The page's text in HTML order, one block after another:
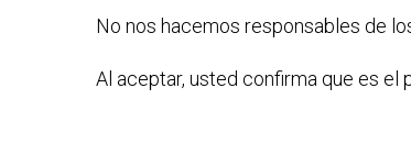
No nos hacemos responsables de
Al aceptar, usted confirma que es el